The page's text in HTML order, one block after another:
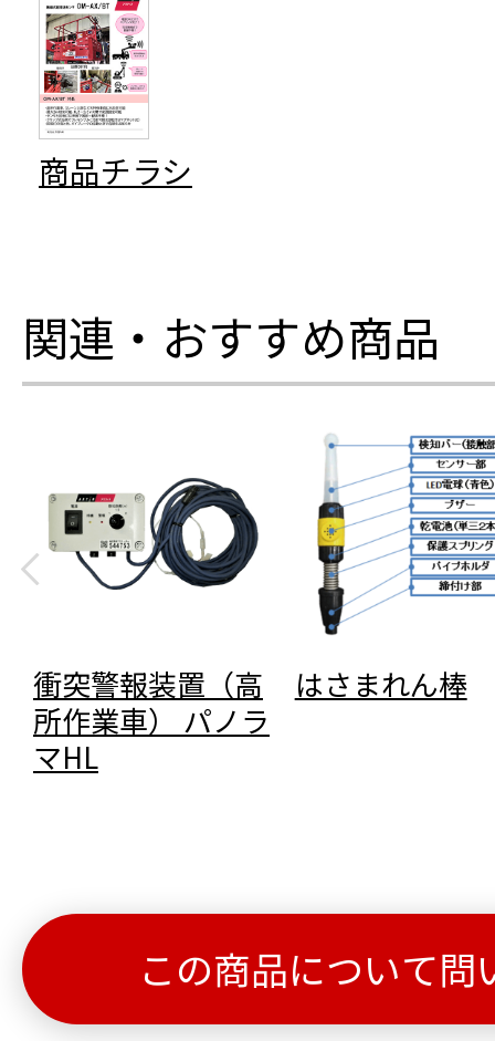
商品チラシ
関連・おすすめ商品
衝突警報装置（高
所作業車） パノラ
マHL
はさまれん棒
この商品について問